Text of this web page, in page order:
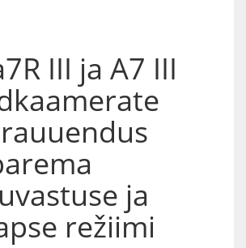
III ja A7 III
ja
režiimi